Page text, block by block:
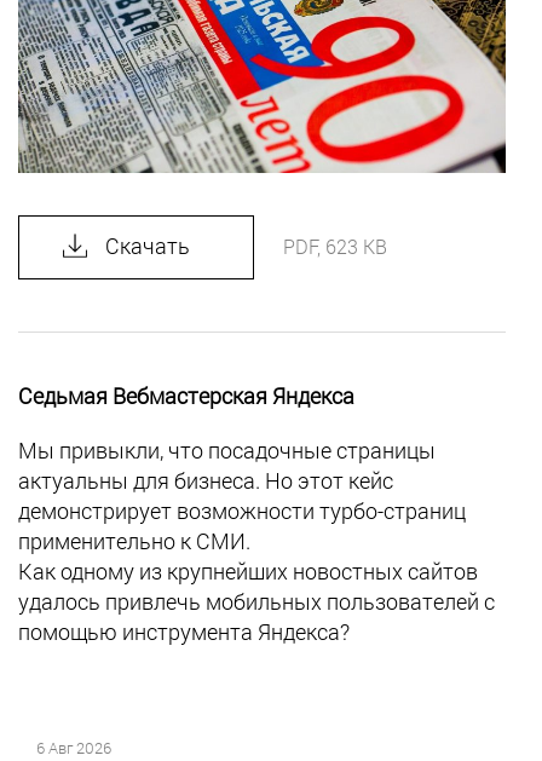
Скачать PDF, 623 KB
Седьмая Вебмастерская Яндекса
Мы привыкли, что посадочные страницы
актуальны для бизнеса. Но этот кейс
демонстрирует возможности турбо-страниц
применительно к СМИ.
Как одному из крупнейших новостных сайтов
удалось привлечь мобильных пользователей с
помощью инструмента Яндекса?
6 Авг 2026